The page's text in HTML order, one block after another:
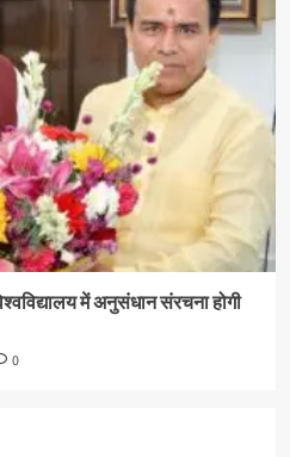
में अनुसंधान संरचना होगी
0